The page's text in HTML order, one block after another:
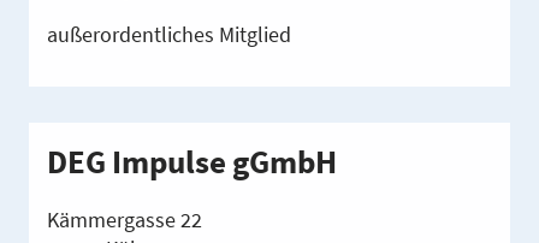
außerordentliches Mitglied
DEG Impulse gGmbH
Kämmergasse 22